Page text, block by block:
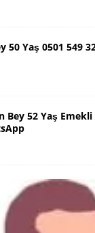
50 Yaş 0501 549
Bey 52 Yaş Emekli
Mustafa Bey
WhatsApp